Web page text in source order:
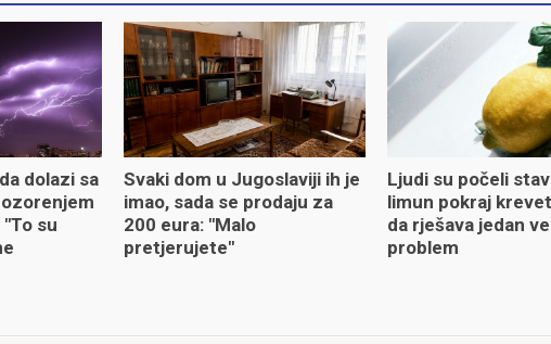
dolazi sa
su
Svaki dom u Jugoslaviji ih je
imao, sada se prodaju za
200 eura: "Malo
pretjerujete"
Ljudi su počeli
limun pokraj
da rješava jedan
problem